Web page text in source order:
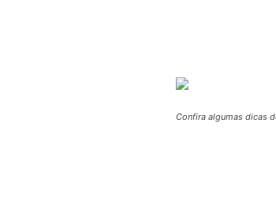
Confira algumas dicas